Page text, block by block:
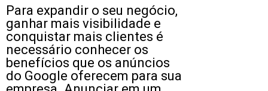
Para expandir o seu negócio,
ganhar mais visibilidade e
conquistar mais clientes é
necessário conhecer os
benefícios que os anúncios
do Google oferecem para sua